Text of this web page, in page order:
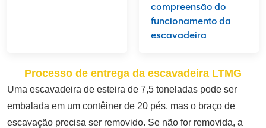
compreensão do
funcionamento da
escavadeira
Processo de entrega da escavadeira LTMG
Uma escavadeira de esteira de 7,5 toneladas pode ser
embalada em um contêiner de 20 pés, mas o braço de
escavação precisa ser removido. Se não for removida, a